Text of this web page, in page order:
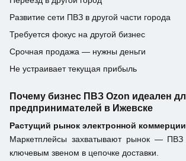
Развитие сети ПВЗ в другой части города
Требуется фокус на другой бизнес
Срочная продажа — нужны деньги
Не устраивает текущая прибыль
Почему бизнес ПВЗ Ozon идеален
предпринимателей в Ижевске
Растущий рынок электронной
Маркетплейсы захватывают рынок — ПВЗ
ключевым звеном в цепочке доставки.